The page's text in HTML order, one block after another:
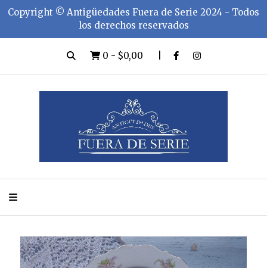
Copyright ©️ Antigüedades Fuera de Serie 2024 - Todos
los derechos reservados
0 - $0,00